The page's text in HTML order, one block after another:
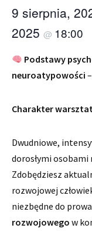
9 sierpnia,
2025 @ 18:00
Podstawy
neuroatypowości
Charakter
Dwudniowe,
dorosłymi
Zdobędziesz
rozwojowej
niezbędne do
rozwojowego w